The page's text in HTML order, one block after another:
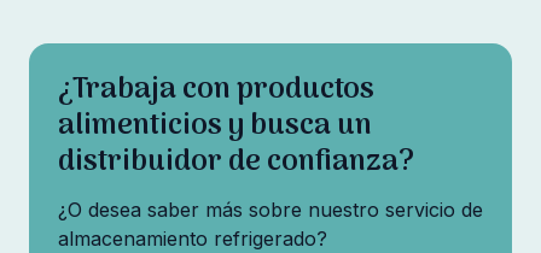
¿Trabaja con productos
alimenticios y busca un
distribuidor de confianza?
¿O desea saber más sobre nuestro servicio de
almacenamiento refrigerado?